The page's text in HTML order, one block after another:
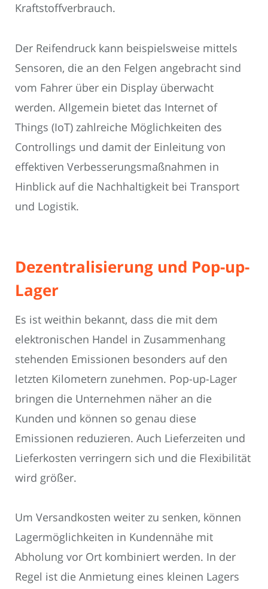
Kraftstoffverbrauch.
Der Reifendruck kann beispielsweise mittels
Sensoren, die an den Felgen angebracht sind
vom Fahrer über ein Display überwacht
werden. Allgemein bietet das Internet of
Things (IoT) zahlreiche Möglichkeiten des
Controllings und damit der Einleitung von
effektiven Verbesserungsmaßnahmen in
Hinblick auf die Nachhaltigkeit bei Transport
und Logistik.
Dezentralisierung und Pop-up-
Lager
Es ist weithin bekannt, dass die mit dem
elektronischen Handel in Zusammenhang
stehenden Emissionen besonders auf den
letzten Kilometern zunehmen. Pop-up-Lager
bringen die Unternehmen näher an die
Kunden und können so genau diese
Emissionen reduzieren. Auch Lieferzeiten und
Lieferkosten verringern sich und die Flexibilität
wird größer.
Um Versandkosten weiter zu senken, können
Lagermöglichkeiten in Kundennähe mit
Abholung vor Ort kombiniert werden. In der
Regel ist die Anmietung eines kleinen Lagers